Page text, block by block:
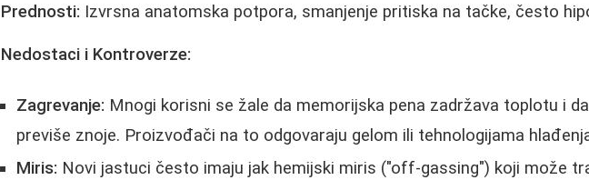
Prednosti: Izvrsna anatomska potpora, smanjenje pritiska na tačke, često
Nedostaci i Kontroverze:
Zagrevanje: Mnogi korisni se žale da memorijska pena zadržava toplotu i
previše znoje. Proizvođači na to odgovaraju gelom ili tehnologijama
Miris: Novi jastuci često imaju jak hemijski miris ("off-gassing") koji može